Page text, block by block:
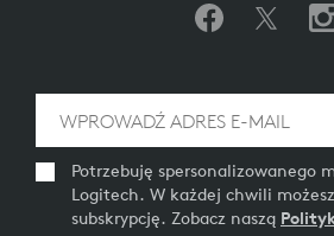
Zasięg łączności bezprzewodowej: Do 30 metrów
(otwarta przestrzeń, w zasięgu
ZAWARTOŚĆ
1 odbiornik Bluetooth Logitech
Dokumentacja produktu
Potrzebuję spersonalizowanego
Logitech. W każdej chwili
subskrypcję. Zobacz naszą